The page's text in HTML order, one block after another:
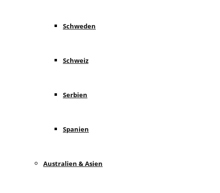
Schweden
Schweiz
Serbien
Spanien
Australien & Asien